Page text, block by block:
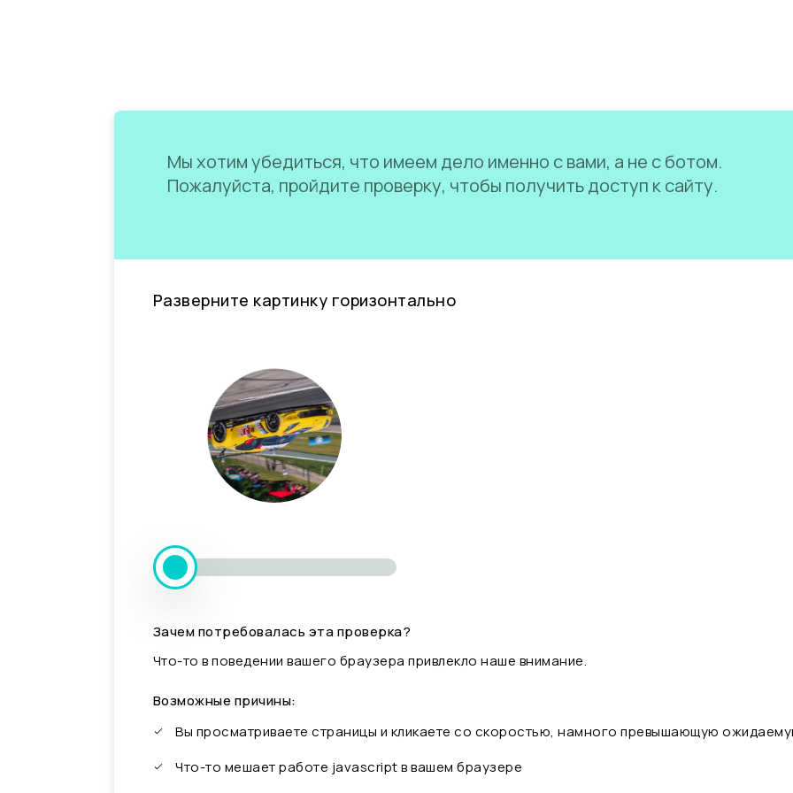
Мы хотим убедиться, что имеем дело именно с вами, а не с ботом.
Пожалуйста, пройдите проверку, чтобы получить доступ к сайту.
Разверните картинку горизонтально
Зачем потребовалась эта проверка?
Что-то в поведении вашего браузера привлекло наше внимание.
Возможные причины:
Вы просматриваете страницы и кликаете со скоростью, намного превышающую
Что-то мешает работе javascript в вашем браузере